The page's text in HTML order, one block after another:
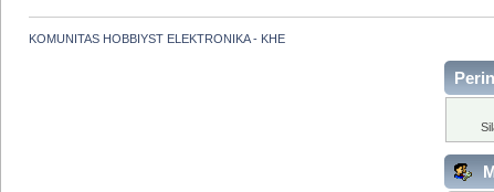
KOMUNITAS HOBBIYST ELEKTRONIKA - KHE